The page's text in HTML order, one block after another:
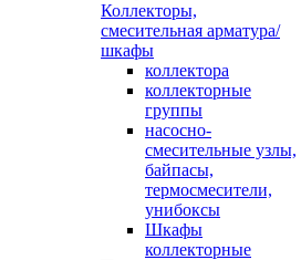
Коллекторы,
смесительная арматура/
шкафы
коллектора
коллекторные
группы
насосно-
смесительные узлы,
байпасы,
термосмесители,
унибоксы
Шкафы
коллекторные